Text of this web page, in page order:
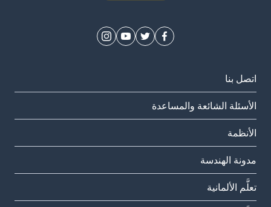
اتصل بنا
الأسئلة الشائعة والمساعدة
الأنظمة
مدونة الهندسة
تعلَّم الألمانية